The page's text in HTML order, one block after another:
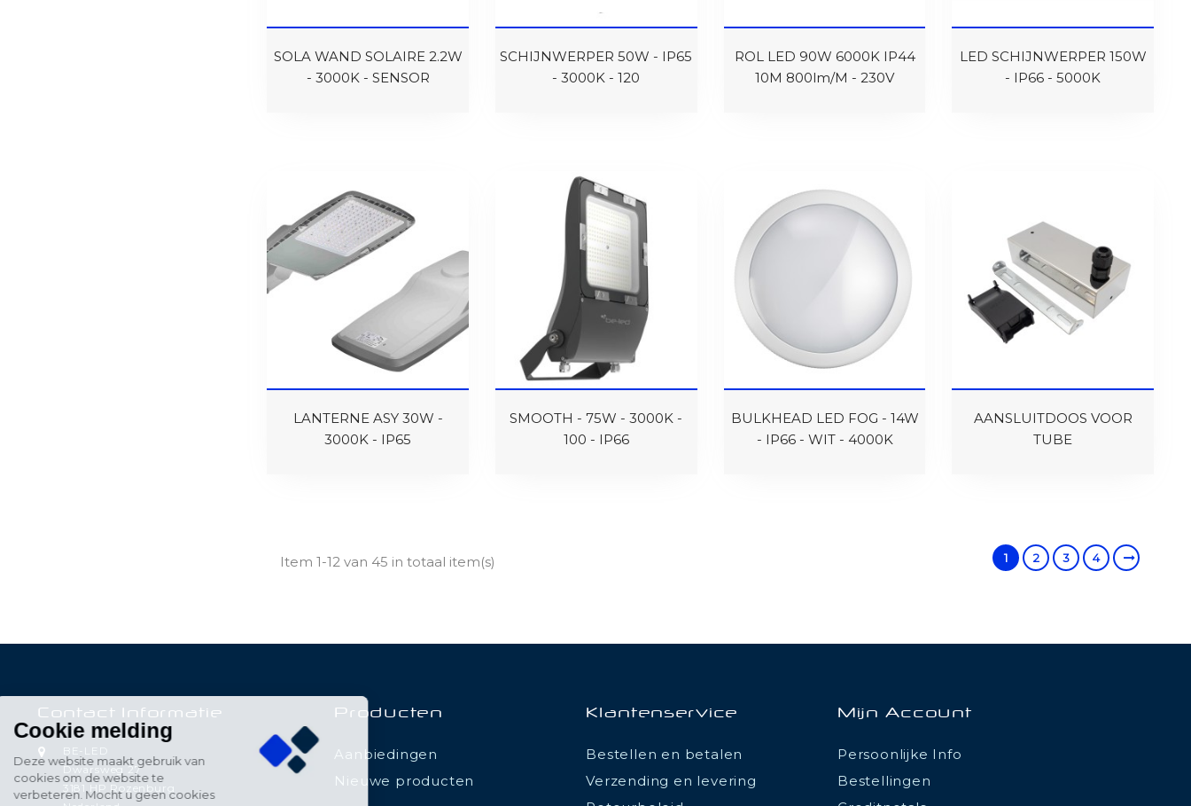
SOLA WAND SOLAIRE 2.2W
- 3000K - SENSOR
SCHIJNWERPER 50W - IP65
- 3000K - 120
ROL LED 90W 6000K IP44
10M 800lm/M - 230V
LED SCHIJNWERPER 150W
- IP66 - 5000K
LANTERNE ASY 30W -
3000K - IP65
SMOOTH - 75W - 3000K -
100 - IP66
BULKHEAD LED FOG - 14W
- IP66 - WIT - 4000K
AANSLUITDOOS VOOR
TUBE
Item 1-12 van 45 in totaal item(s) 1 2 3 4
Contact Informatie
BE-LED
Dwarsweg 27
3181 HP Rozenburg
Producten
Aanbiedingen
Nieuwe producten
Klantenservice
Bestellen en betalen
Verzending en levering
Mijn Account
Persoonlijke Info
Bestellingen
Cookie melding
Deze website maakt gebruik van
cookies om de website te
verbeteren. Mocht u geen cookies